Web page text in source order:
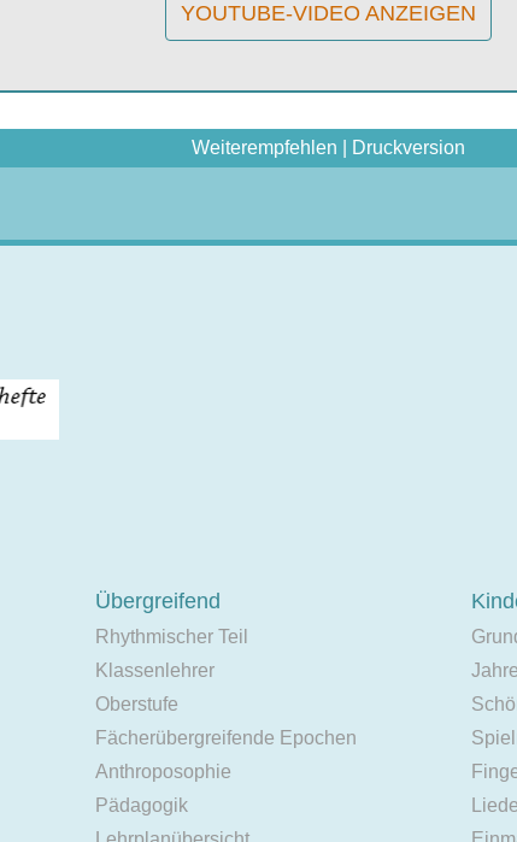
YOUTUBE-VIDEO ANZEIGEN
Weiterempfehlen Druckversion
Übergreifend
Rhythmischer Teil
Klassenlehrer
Oberstufe
Fächerübergreifende Epochen
Anthroposophie
Pädagogik